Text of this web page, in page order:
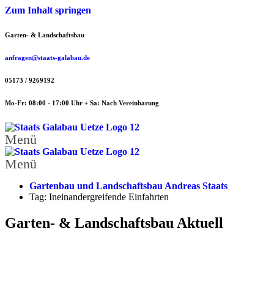
Zum Inhalt springen
Garten- & Landschaftsbau
anfragen@staats-galabau.de
05173 / 9269192
Mo-Fr: 08:00 - 17:00 Uhr + Sa: Nach Vereinbarung
Menü
Menü
Gartenbau und Landschaftsbau Andreas Staats
Tag: Ineinandergreifende Einfahrten
Garten- & Landschaftsbau Aktuell